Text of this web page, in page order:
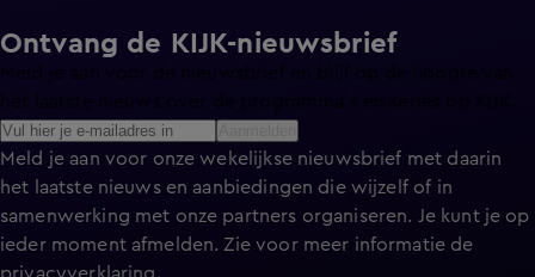
Ontvang de KIJK-nieuwsbrief
Meld je aan voor onze wekelijkse nieuwsbrief met daarin
het laatste nieuws en aanbiedingen die wijzelf of in
samenwerking met onze partners organiseren. Je kunt je op
ieder moment afmelden. Zie voor meer informatie de